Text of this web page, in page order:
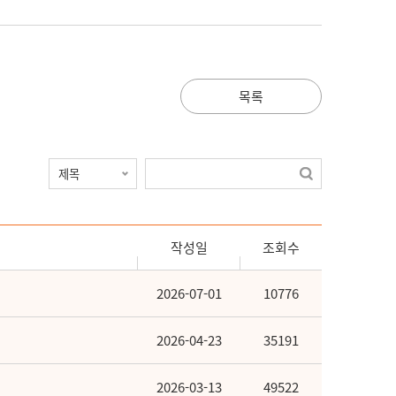
목록
작성일 조회수
2026-07-01 10776
2026-04-23 35191
2026-03-13 49522